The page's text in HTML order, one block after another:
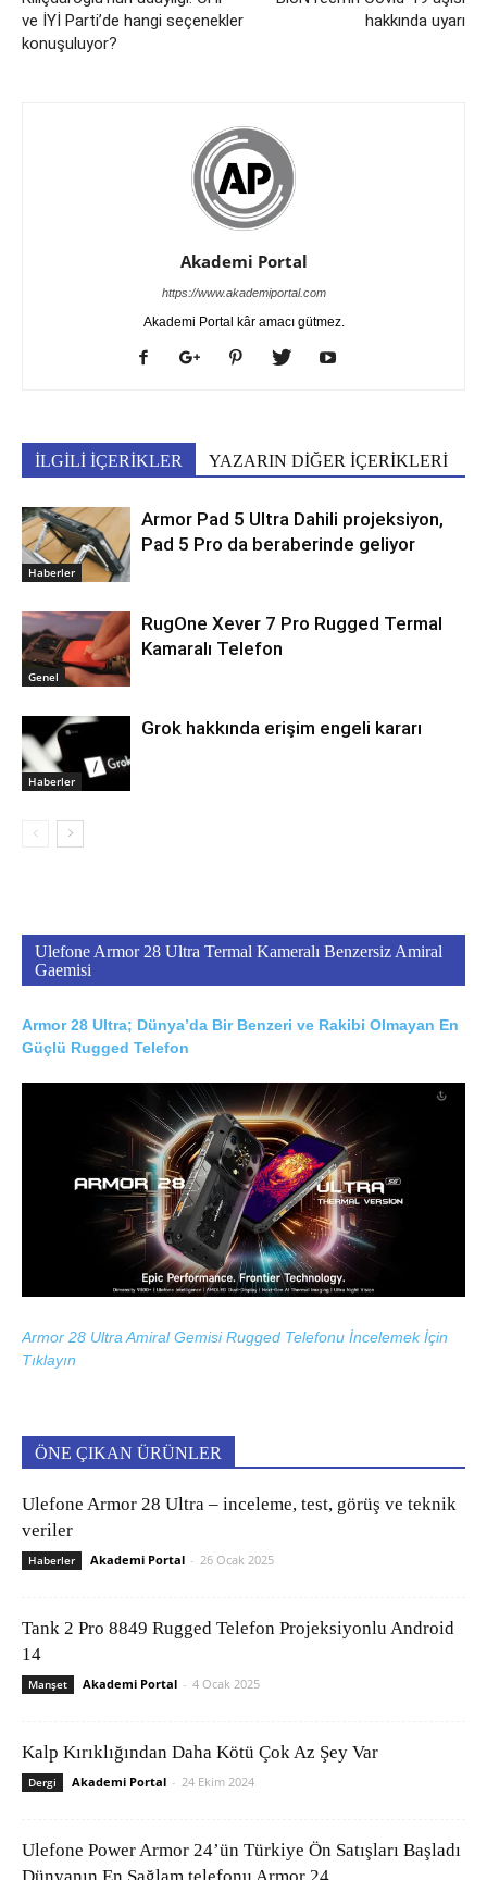
ve İYİ Parti’de hangi seçenekler
konuşuluyor?
hakkında uyarı
Akademi Portal
https://www.akademiportal.com
Akademi Portal kâr amacı gütmez.
İLGİLİ İÇERİKLER YAZARIN DİĞER İÇERİKLERİ
Haberler
Armor Pad 5 Ultra Dahili projeksiyon,
Pad 5 Pro da beraberinde geliyor
Genel
RugOne Xever 7 Pro Rugged Termal
Kamaralı Telefon
Haberler
Grok hakkında erişim engeli kararı
Ulefone Armor 28 Ultra Termal Kameralı Benzersiz Amiral
Gaemisi
Armor 28 Ultra; Dünya’da Bir Benzeri ve Rakibi Olmayan En
Güçlü Rugged Telefon
Armor 28 Ultra Amiral Gemisi Rugged Telefonu İncelemek İçin
Tıklayın
ÖNE ÇIKAN ÜRÜNLER
Ulefone Armor 28 Ultra – inceleme, test, görüş ve teknik
veriler
Haberler Akademi Portal - 26 Ocak 2025
Tank 2 Pro 8849 Rugged Telefon Projeksiyonlu Android
14
Manşet Akademi Portal - 4 Ocak 2025
Kalp Kırıklığından Daha Kötü Çok Az Şey Var
Dergi Akademi Portal - 24 Ekim 2024
Ulefone Power Armor 24’ün Türkiye Ön Satışları Başladı